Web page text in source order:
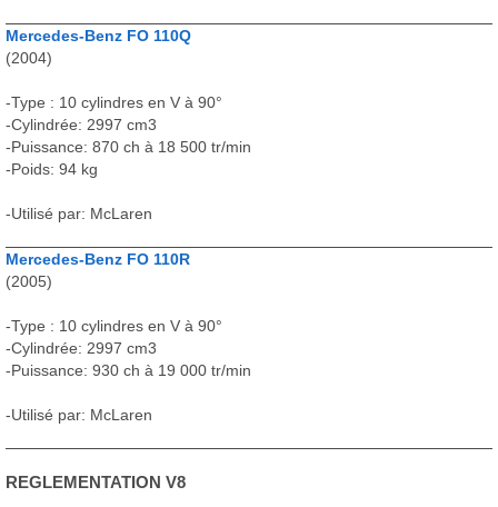
Mercedes-Benz FO 110Q
(2004)
-Type : 10 cylindres en V à 90°
-Cylindrée: 2997 cm3
-Puissance: 870 ch à 18 500 tr/min
-Poids: 94 kg
-Utilisé par: McLaren
Mercedes-Benz FO 110R
(2005)
-Type : 10 cylindres en V à 90°
-Cylindrée: 2997 cm3
-Puissance: 930 ch à 19 000 tr/min
-Utilisé par: McLaren
REGLEMENTATION V8